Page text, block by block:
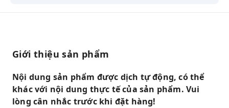
Hãy tận hưởng trải nghiệm hồi hộp với hệ
chuyến bay trực thăng trên bầu trời những
địa danh nổi tiếng nhất của Istanbul.
Hãy tận hưởng mọi giác quan tại Đài quan sát
Sapphire.
Giới thiệu sản phẩm
Nội dung sản phẩm được dịch tự động, có thể
khác với nội dung thực tế của sản phẩm. Vui
lòng cân nhắc trước khi đặt hàng!